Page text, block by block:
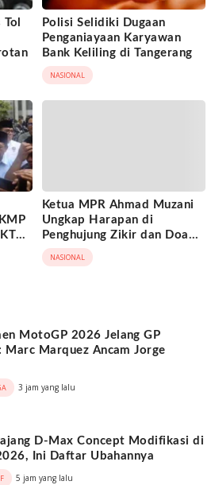
Polisi Selidiki Dugaan
Penganiayaan Karyawan
Bank Keliling di Tangerang
NASIONAL
Ketua MPR Ahmad Muzani
Ungkap Harapan di
Penghujung Zikir dan Doa
Kebangsaan
NASIONAL
MotoGP 2026 Jelang GP
Marc Marquez Ancam Jorge
3 jam yang lalu
D-Max Concept Modifikasi di
Ini Daftar Ubahannya
5 jam yang lalu